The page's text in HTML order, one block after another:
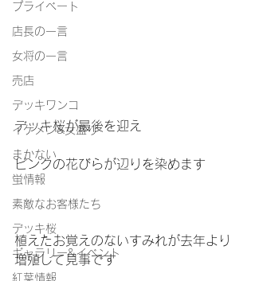
プライベート
店長の一言
女将の一言
売店
デッキワンコ
イケメン&女盛り
まかない
蛍情報
素敵なお客様たち
デッキ桜
ギャラリー&イベント
紅葉情報
デッキ桜が最後を迎え
ピンクの花びらが辺りを染めます
植えたお覚えのないすみれが去年より
増殖して見事です